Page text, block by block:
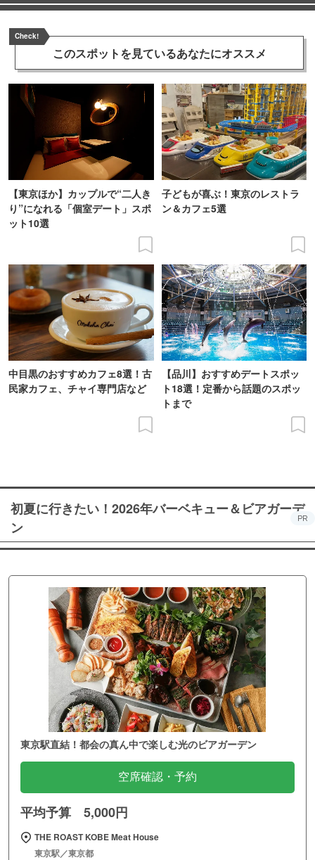
Check!
このスポットを見ているあなたにオススメ
【東京ほか】カップルで“二人き
り”になれる「個室デート」スポ
ット10選
子どもが喜ぶ！東京のレストラ
ン＆カフェ5選
中目黒のおすすめカフェ8選！古
民家カフェ、チャイ専門店など
【品川】おすすめデートスポッ
ト18選！定番から話題のスポッ
トまで
初夏に行きたい！2026年バーベキュー＆ビアガーデ
ン
PR
東京駅直結！都会の真ん中で楽しむ光のビアガーデン
空席確認・予約
平均予算 5,000円
THE ROAST KOBE Meat House
東京駅／東京都